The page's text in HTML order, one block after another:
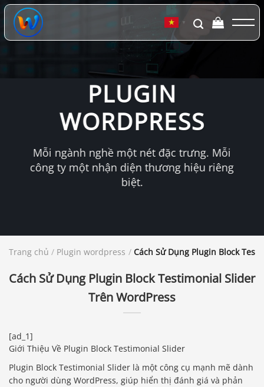
Chuyển
đến
dung
▼
PLUGIN
WORDPRESS
Mỗi ngành nghề một nét đặc trưng. Mỗi
công ty một nhận diện thương hiệu riêng
biệt.
Trang chủ / Plugin wordpress / Cách Sử Dụng Plugin Block
Cách Sử Dụng Plugin Block Testimonial Slider
Trên WordPress
[ad_1]
Giới Thiệu Về Plugin Block Testimonial Slider
Plugin Block Testimonial Slider là một công cụ mạnh mẽ dành
cho người dùng WordPress, giúp hiển thị đánh giá và phản